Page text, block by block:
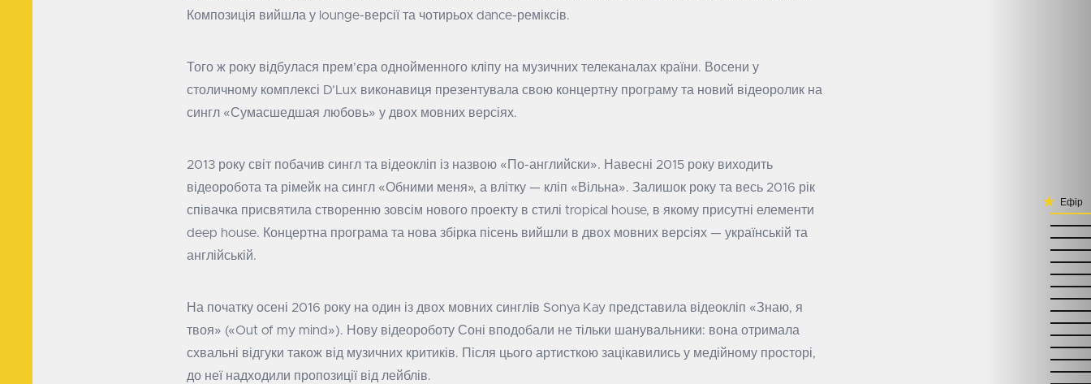
Композиція вийшла у lounge-версії та чотирьох dance-реміксів.
Того ж року відбулася прем’єра однойменного кліпу на музичних телеканалах країни. Восени у
столичному комплексі D’Lux виконавиця презентувала свою концертну програму та новий відеоролик на
сингл «Сумасшедшая любовь» у двох мовних версіях.
2013 року світ побачив сингл та відеокліп із назвою «По-английски». Навесні 2015 року виходить
відеоробота та рімейк на сингл «Обними меня», а влітку — кліп «Вільна». Залишок року та весь 2016 рік
співачка присвятила створенню зовсім нового проекту в стилі tropical house, в якому присутні елементи
deep house. Концертна програма та нова збірка пісень вийшли в двох мовних версіях — українській та
англійській.
На початку осені 2016 року на один із двох мовних синглів Sonya Kay представила відеокліп «Знаю, я
твоя» («Out of my mind»). Нову відеороботу Соні вподобали не тільки шанувальники: вона отримала
схвальні відгуки також від музичних критиків. Після цього артисткою зацікавились у медійному просторі,
до неї надходили пропозиції від лейблів.
Ефір